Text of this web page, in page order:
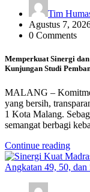
Tim
Agustus 7,
0 Comments
Memperkuat Sinergi
Kunjungan Studi
MALANG –
yang bersih,
1 Kota Malang.
semangat berbagi
Continue reading